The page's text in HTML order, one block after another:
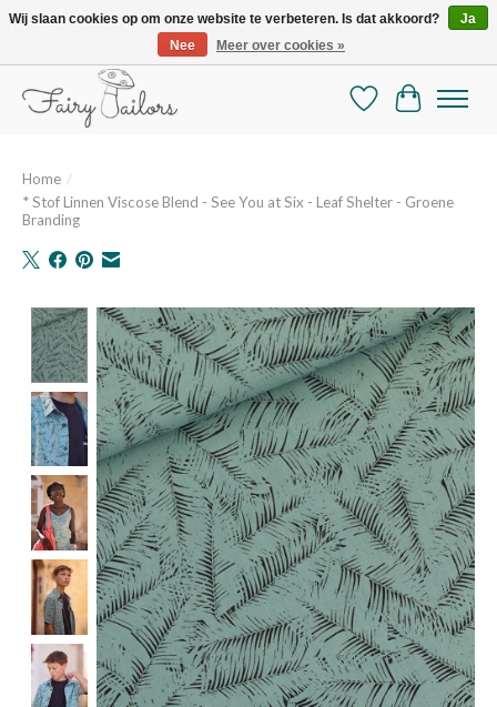
De mooiste online selectie stoffen en mercerie
Verlanglijst
Home /
* Stof Linnen Viscose Blend - See You at Six - Leaf Shelter - Groene
Branding
Product image slideshow Items
Wij slaan cookies op om onze website te verbeteren. Is dat akkoord?
Ja
Nee
Meer over cookies »